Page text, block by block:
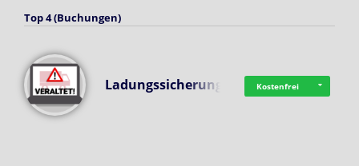
Top 4 (Buchungen)
Ladungssicherung Kostenfrei